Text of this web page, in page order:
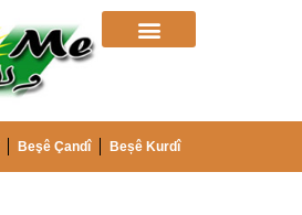
Beşê Çandî Beșê Kurdî